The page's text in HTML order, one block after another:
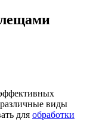
виды
для обработки